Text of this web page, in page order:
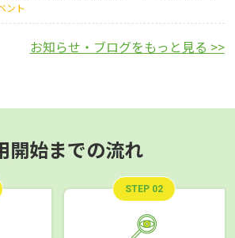
ント
お知らせ・ブログをもっと見る >>
開始までの流れ
STEP 02